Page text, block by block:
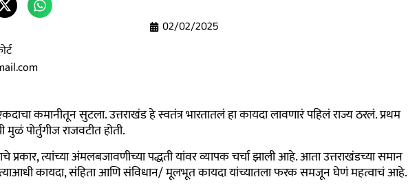
02/02/2025
कमानीतून सुटला. उत्तराखंड हे स्वतंत्र भारतातलं हा कायदा लावणारं पहिलं राज्य ठरलं. प्रथम
मुळं पोर्तुगीज राजवटीत होती.
प्रकार, त्यांच्या अंमलबजावणीच्या पद्धती यांवर व्यापक चर्चा झाली आहे. आता उत्तराखंडच्या समान
त्याआधी कायदा, संहिता आणि संविधान/ मूलभूत कायदा यांच्यातला फरक समजून घेणं महत्वाचं आहे.